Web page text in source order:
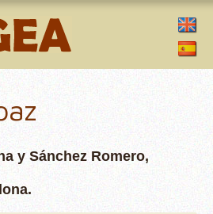
y Sánchez Romero,